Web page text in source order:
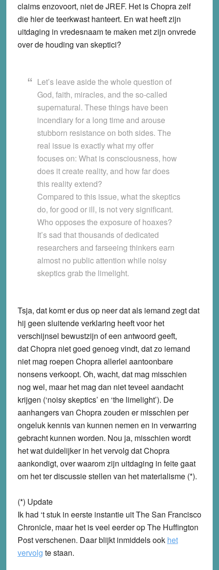
claims enzovoort, niet de JREF. Het is Chopra zelf
die hier de teerkwast hanteert. En wat heeft zijn
uitdaging in vredesnaam te maken met zijn onvrede
over de houding van skeptici?
Let’s leave aside the whole question of
God, faith, miracles, and the so-called
supernatural. These things have been
incendiary for a long time and arouse
stubborn resistance on both sides. The
real issue is exactly what my offer
focuses on: What is consciousness, how
does it create reality, and how far does
this reality extend?
Compared to this issue, what the skeptics
do, for good or ill, is not very significant.
Who opposes the exposure of hoaxes?
It’s sad that thousands of dedicated
researchers and farseeing thinkers earn
almost no public attention while noisy
skeptics grab the limelight.
Tsja, dat komt er dus op neer dat als iemand zegt dat
hij geen sluitende verklaring heeft voor het
verschijnsel bewustzijn of een antwoord geeft,
dat Chopra niet goed genoeg vindt, dat zo iemand
niet mag roepen Chopra allerlei aantoonbare
nonsens verkoopt. Oh, wacht, dat mag misschien
nog wel, maar het mag dan niet teveel aandacht
krijgen (‘noisy skeptics’ en ‘the limelight’). De
aanhangers van Chopra zouden er misschien per
ongeluk kennis van kunnen nemen en in verwarring
gebracht kunnen worden. Nou ja, misschien wordt
het wat duidelijker in het vervolg dat Chopra
aankondigt, over waarom zijn uitdaging in feite gaat
om het ter discussie stellen van het materialisme (*).
(*) Update
Ik had ‘t stuk in eerste instantie uit The San Francisco
Chronicle, maar het is veel eerder op The Huffington
Post verschenen. Daar blijkt inmiddels ook het
vervolg te staan.